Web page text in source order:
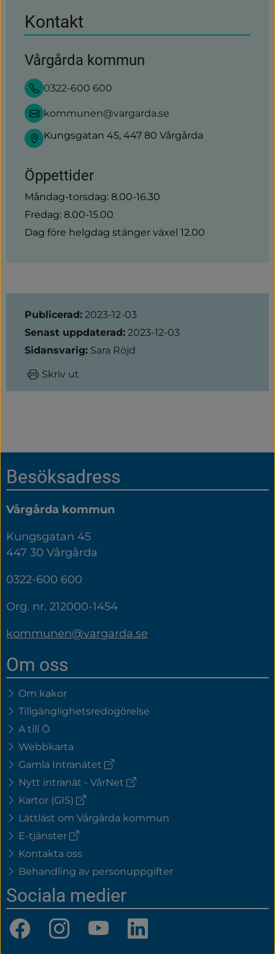
Kontakt
Vårgårda kommun
0322-600 600
kommunen@vargarda.se
Kungsgatan 45, 447 80 Vårgårda
Öppettider
Måndag-torsdag: 8.00-16.30
Fredag: 8.00-15.00
Dag före helgdag stänger växel 12.00
Sidinformation
Publicerad: 2023-12-03
Senast uppdaterad: 2023-12-03
Sidansvarig: Sara Röjd
Skriv ut
Sidfot
Besöksadress
Vårgårda kommun
Kungsgatan 45
447 30 Vårgårda
0322-600 600
Org. nr. 212000-1454
kommunen@vargarda.se
Om oss
Om kakor
Tillgänglighetsredogörelse
A till Ö
Webbkarta
Gamla Intranätet (extern
länk)
Nytt intranät - VårNet (extern
Kartor (GIS) (extern
länk)
Lättläst om Vårgårda kommun
E-tjänster (extern
Kontakta oss
Behandling av personuppgifter
Sociala medier
FacebookInstagramYouTubeLinkedIn